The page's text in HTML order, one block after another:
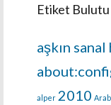
Etiket Bulutu
aşkın
alper 2010